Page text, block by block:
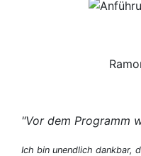
"Vor dem Programm
Ich bin unendlich dankbar,